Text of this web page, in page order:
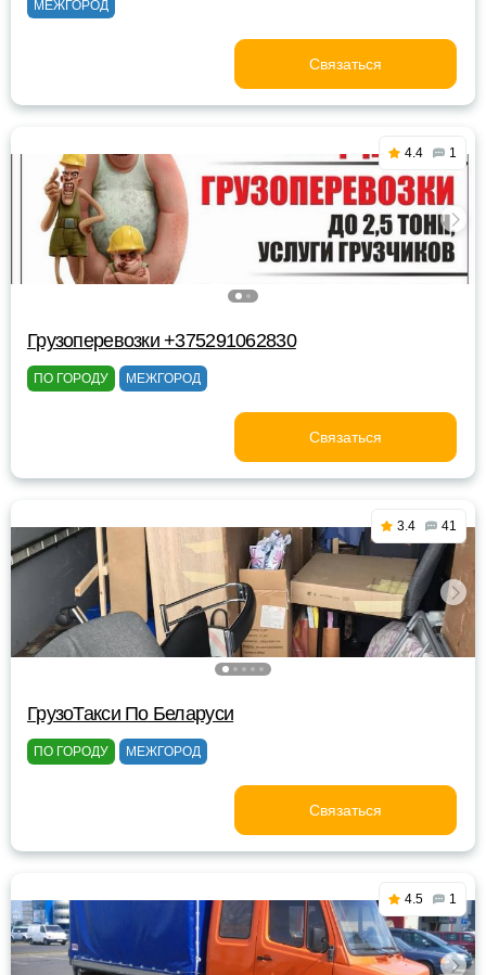
МЕЖГОРОД
Связаться
4.4 1
Грузоперевозки +375291062830
ПО ГОРОДУ МЕЖГОРОД
Связаться
3.4 41
ГрузоТакси По Беларуси
ПО ГОРОДУ МЕЖГОРОД
Связаться
4.5 1